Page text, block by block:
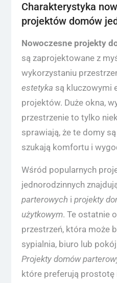
Charakterystyka
projektów domów
Nowoczesne projekty
są zaprojektowane z
wykorzystaniu
estetyka są kluczowymi
projektów. Duże okna,
przestrzenie to tylko
sprawiają, że te domy
szukają komfortu i
Wśród popularnych
jednorodzinnych
parterowych i projekty
użytkowym. Te ostatnie
przestrzeń, która może
sypialnia, biuro lub
Projekty domów
które preferują prostotę